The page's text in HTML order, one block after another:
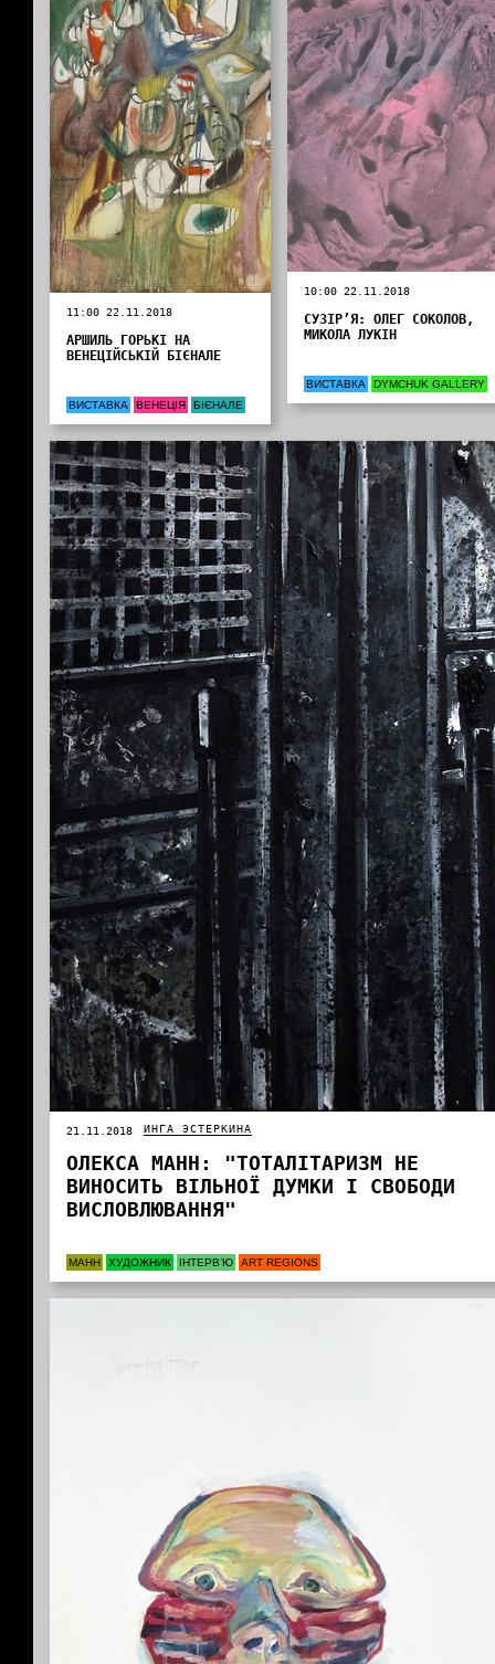
11:00 22.11.2018
АРШИЛЬ ГОРЬКІ НА
ВЕНЕЦІЙСЬКІЙ БІЄНАЛЕ
ВИСТАВКА ВЕНЕЦІЯ БІЄНАЛЕ
10:00 22.11.2018
СУЗІР’Я: ОЛЕГ СОКОЛОВ,
МИКОЛА ЛУКІН
ВИСТАВКА DYMCHUK GALLERY
21.11.2018 ИНГА ЭСТЕРКИНА
ОЛЕКСА МАНН: "ТОТАЛІТАРИЗМ НЕ
ВИНОСИТЬ ВІЛЬНОЇ ДУМКИ І СВОБОДИ
ВИСЛОВЛЮВАННЯ"
МАНН ХУДОЖНИК ІНТЕРВ’Ю ART REGIONS